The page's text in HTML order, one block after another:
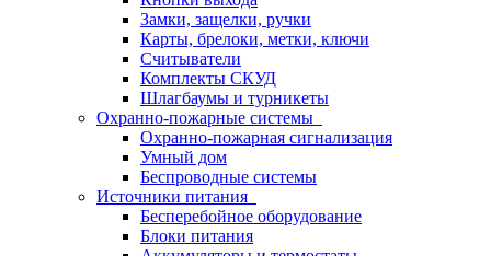
Замки, защелки, ручки
Карты, брелоки, метки, ключи
Считыватели
Комплекты СКУД
Шлагбаумы и турникеты
Охранно-пожарные системы
Охранно-пожарная сигнализация
Умный дом
Беспроводные системы
Источники питания
Бесперебойное оборудование
Блоки питания